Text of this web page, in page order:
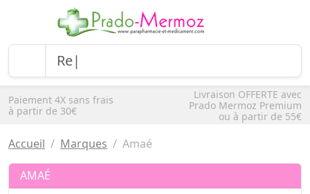
Paiement 4X sans frais
à partir de 30€
Livraison OFFERTE avec
Prado Mermoz Premium
ou à partir de 55€
Accueil Marques Amaé
AMAÉ